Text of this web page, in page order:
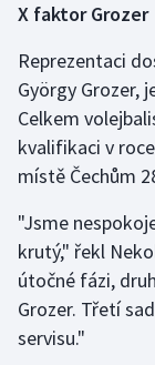
Gymnastika
Házená
Jezdectví
Judo
Krasobruslení
Lezení
Lyže a
X faktor Grozer
Reprezentaci
György Grozer,
Celkem
kvalifikaci v
místě Čechům
"Jsme
krutý," řekl
útočné fázi,
Grozer. Třetí
servisu."